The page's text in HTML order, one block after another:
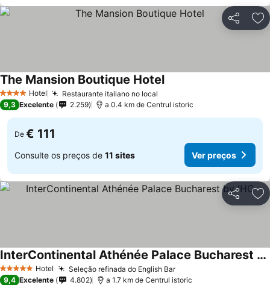
Partilhar
4 EstrelasHotel Restaurante italiano no local
The Mansion Boutique Hotel
9,3 Excelente 2.259 a 0.4 km de Centrul istoric
De € 111
Consulte os preços de 11 sites Ver preços
Partilhar
5 Estrelas Hotel Seleção refinada do English Bar
InterContinental Athénée Palace Bucharest by IHG
9,4 Excelente 4.802 a 1.7 km de Centrul istoric